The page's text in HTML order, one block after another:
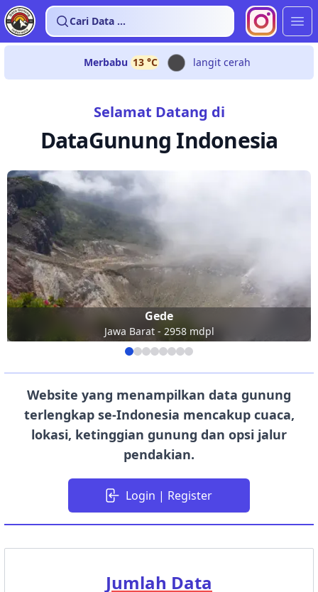
Cari Data ...
Merbabu 13°C langit cerah
Gede 15°C langit cerah
Selamat Datang di
DataGunung Indonesia
Gede
Jawa Barat - 2958 mdpl
Website yang menampilkan data gunung
terlengkap se-Indonesia mencakup cuaca,
lokasi, ketinggian gunung dan opsi jalur
pendakian.
Login | Register
Jumlah Data